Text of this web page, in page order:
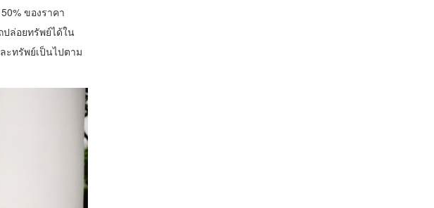
ของราคา
ปล่อยทรัพย์ได้ใน
ะทรัพย์เป็นไปตาม